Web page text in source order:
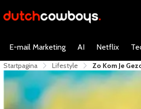
E-mail Marketing AI Netflix
Startpagina Lifestyle Zo Kom Je